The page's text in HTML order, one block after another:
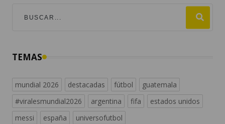
TEMAS
mundial 2026 destacadas fútbol
guatemala
#viralesmundial2026
argentina fifa
estados unidos
messi
españa universofutbol